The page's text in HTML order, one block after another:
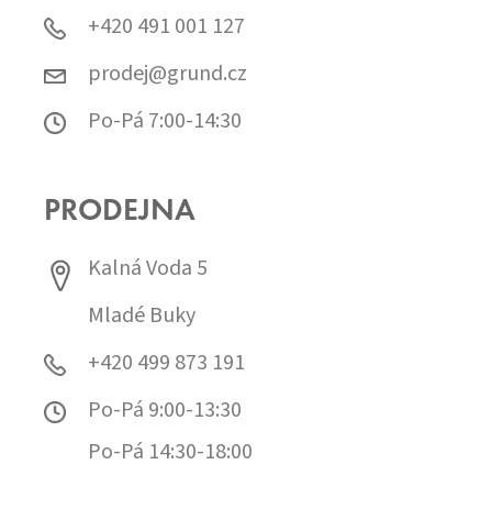
+420 491 001 127
prodej@grund.cz
Po-Pá 7:00-14:30
PRODEJNA
Kalná Voda 5
Mladé Buky
+420 499 873 191
Po-Pá 9:00-13:30
Po-Pá 14:30-18:00